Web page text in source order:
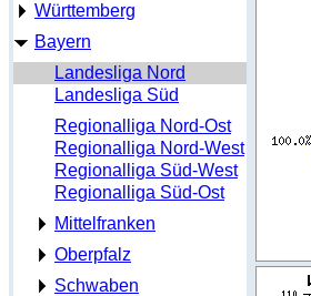
Württemberg
Bayern
Landesliga Nord
Landesliga Süd
Regionalliga Nord-Ost
Regionalliga Nord-West
Regionalliga Süd-West
Regionalliga Süd-Ost
Mittelfranken
Oberpfalz
Schwaben